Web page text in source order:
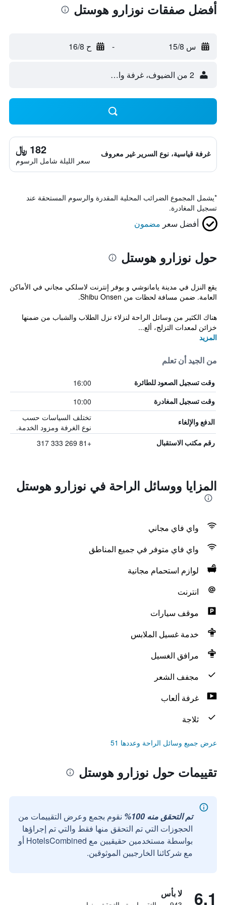
أفضل صفقات نوزارو هوستل
س 15/8 - ح 16/8
2 من الضيوف، غرفة واحدة
غرفة قياسية، نوع السرير غير معروف 182 ﷼
سعر الليلة شامل الرسوم
*يشمل المجموع الضرائب المحلية المقدرة والرسوم المستحقة عند
تسجيل المغادرة.
أفضل سعر مضمون
حول نوزارو هوستل
يقع النزل في مدينة يامانوشي و يوفر إنترنت لاسلكي مجاني في الأماكن
العامة. ضمن مسافة لحظات من Shibu Onsen.
هناك الكثير من وسائل الراحة لنزلاء نزل الطلاب والشباب من ضمنها
خزائن لمعدات التزلج، ألع...
المزيد
من الجيد أن تعلم
وقت تسجيل الصعود للطائرة 16:00
وقت تسجيل المغادرة 10:00
الدفع والإلغاء
تختلف السياسات حسب
نوع الغرفة ومزود الخدمة.
رقم مكتب الاستقبال +81 269 333 317
المزايا ووسائل الراحة في نوزارو هوستل
واي فاي مجاني
واي فاي متوفر في جميع المناطق
لوازم استحمام مجانية
انترنت
موقف سيارات
خدمة غسيل الملابس
مرافق الغسيل
مجفف الشعر
غرفة ألعاب
ثلاجة
عرض جميع وسائل الراحة وعددها 51
تقييمات حول نوزارو هوستل
تم التحقق منه 100%
نقوم بجمع وعرض التقييمات من
الحجوزات التي تم التحقق منها فقط والتي تم إجراؤها
بواسطة مستخدمين حقيقيين مع HotelsCombined أو
مع شركائنا الخارجيين الموثوقين.
6.1 لا بأس